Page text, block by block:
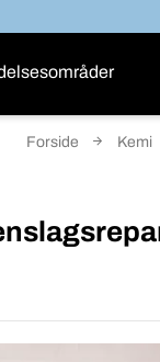
Forside Kemi